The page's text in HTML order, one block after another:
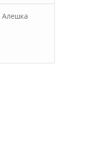
Алешка